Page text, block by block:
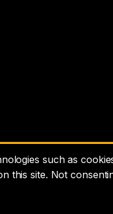
such as
this site. Not